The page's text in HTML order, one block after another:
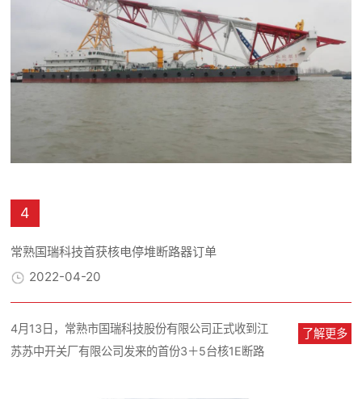
4
常熟国瑞科技首获核电停堆断路器订单
2022-04-20
4月13日，常熟市国瑞科技股份有限公司正式收到江
苏苏中开关厂有限公司发来的首份3＋5台核1E断路
了解更多